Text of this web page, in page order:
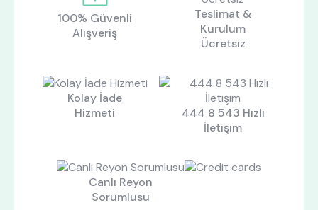
100% Güvenli
Alışveriş
Teslimat &
Kurulum
Ücretsiz
Kolay İade
Hizmeti
444 8 543 Hızlı
İletişim
Canlı Reyon
Sorumlusu